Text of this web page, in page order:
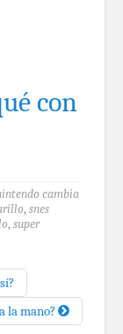
con
cambia
, snes
, super
la mano?